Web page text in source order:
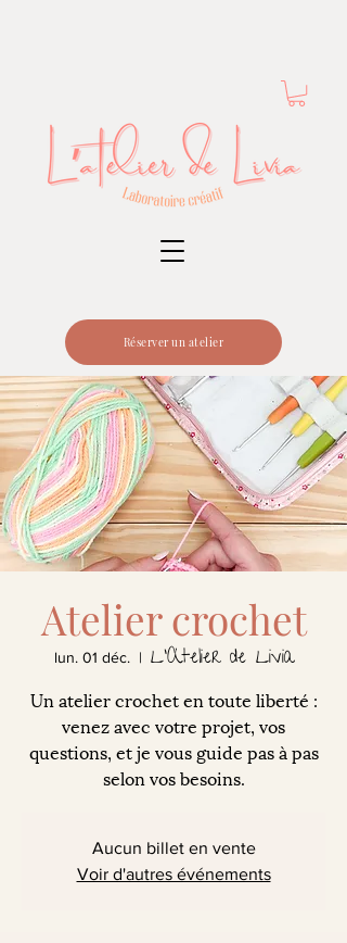
Réserver un atelier
Atelier crochet
lun. 01 déc.
  |
L'Atelier de Livia
Un atelier crochet en toute liberté :
venez avec votre projet, vos
questions, et je vous guide pas à pas
selon vos besoins.
Aucun billet en vente
Voir d'autres événements